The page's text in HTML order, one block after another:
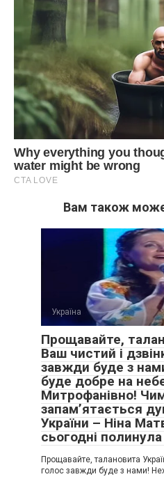
Вам також
Україна
Прощавайте,
Ваш чистий і
завжди буде з
буде добре на
Митрофанівно!
запам’ятається
України – Ніна
сьогодні
Прощавайте, талановита
голос завжди буде з нами!